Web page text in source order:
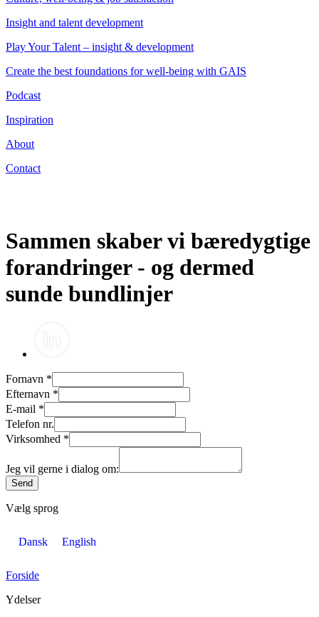
Insight and talent development
Play Your Talent – insight & development
Create the best foundations for well-being with GAIS
Podcast
Inspiration
About
Contact
Sammen skaber vi bæredygtige
forandringer - og dermed
sunde bundlinjer
Fornavn *
Efternavn *
E-mail *
Telefon nr.
Virksomhed *
Jeg vil gerne i dialog om:
Send
Vælg sprog
Dansk English
Forside
Ydelser